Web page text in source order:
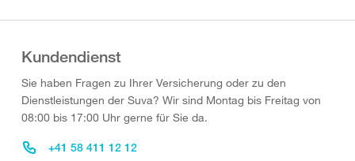
Kundendienst
Sie haben Fragen zu Ihrer Versicherung oder zu den
Dienstleistungen der Suva? Wir sind Montag bis Freitag von
08:00 bis 17:00 Uhr gerne für Sie da.
+41 58 411 12 12